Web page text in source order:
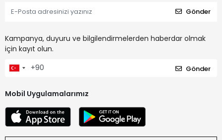
Gönder
Kampanya, duyuru ve bilgilendirmelerden haberdar olmak
için kayıt olun.
Gönder
Mobil Uygulamalarımız